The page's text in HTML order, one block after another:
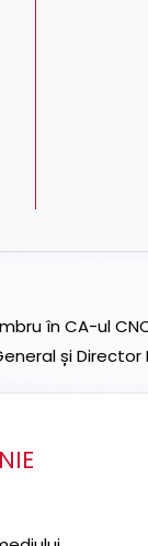
în CA-ul
și Director